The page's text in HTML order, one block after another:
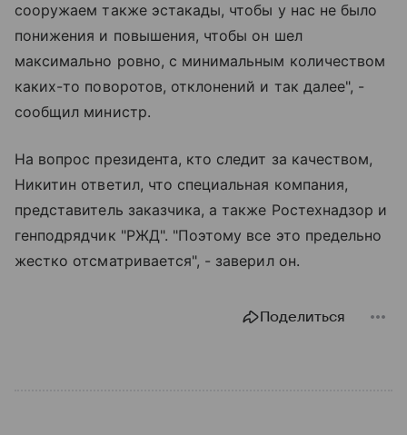
сооружаем также эстакады, чтобы у нас не было
понижения и повышения, чтобы он шел
максимально ровно, с минимальным количеством
каких-то поворотов, отклонений и так далее", -
сообщил министр.
На вопрос президента, кто следит за качеством,
Никитин ответил, что специальная компания,
представитель заказчика, а также Ростехнадзор и
генподрядчик "РЖД". "Поэтому все это предельно
жестко отсматривается", - заверил он.
Поделиться